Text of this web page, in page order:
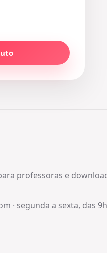
professoras e
· segunda a sexta, das